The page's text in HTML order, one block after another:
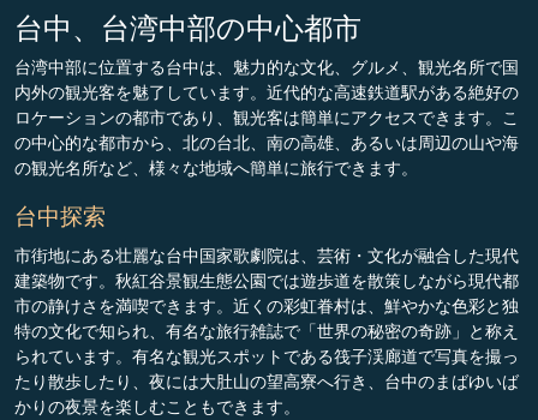
台中、台湾中部の中心都市
台湾中部に位置する台中は、魅力的な文化、グルメ、観光名所で国
内外の観光客を魅了しています。近代的な高速鉄道駅がある絶好の
ロケーションの都市であり、観光客は簡単にアクセスできます。こ
の中心的な都市から、北の台北、南の高雄、あるいは周辺の山や海
の観光名所など、様々な地域へ簡単に旅行できます。
台中探索
市街地にある壮麗な台中国家歌劇院は、芸術・文化が融合した現代
建築物です。秋紅谷景観生態公園では遊歩道を散策しながら現代都
市の静けさを満喫できます。近くの彩虹眷村は、鮮やかな色彩と独
特の文化で知られ、有名な旅行雑誌で「世界の秘密の奇跡」と称え
られています。有名な観光スポットである筏子渓廊道で写真を撮っ
たり散歩したり、夜には大肚山の望高寮へ行き、台中のまばゆいば
かりの夜景を楽しむこともできます。